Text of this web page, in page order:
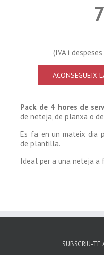
(IVA i
ACONSEGUEIX
Pack de 4 hores de
de neteja, de planxa o
Es fa en un mateix dia
de plantilla.
Ideal per a una neteja a
SUBSCRIU-TE